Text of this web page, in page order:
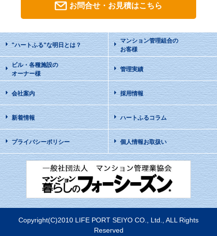
お問合せ・お見積はこちら
"ハートふる"な明日とは？
マンション管理組合の
お客様
ビル・各種施設の
オーナー様
管理実績
会社案内 採用情報
新着情報 ハートふるコラム
プライバシーポリシー 個人情報お取扱い
Copyright(C)2010 LIFE PORT SEIYO CO., Ltd., ALL Rights
Reserved